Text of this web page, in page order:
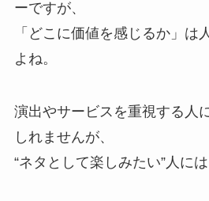
ーですが、
「どこに価値を感じるか」は
よね。
演出やサービスを重視する人
しれませんが、
“ネタとして楽しみたい”人に